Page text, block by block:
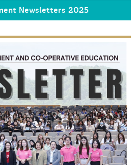
Newsletters 2025